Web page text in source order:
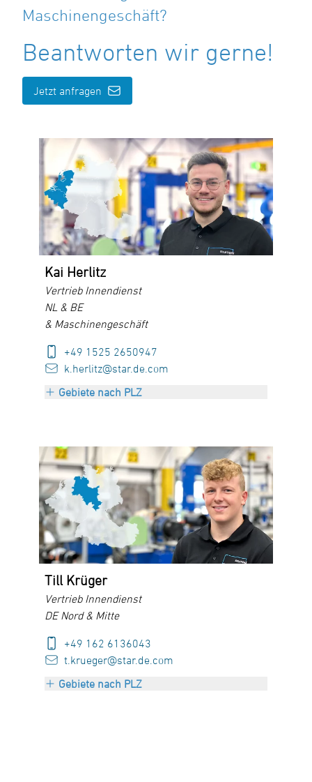
Maschinengeschäft?
Beantworten wir gerne!
Jetzt anfragen
Kai Herlitz
Vertrieb Innendienst
NL & BE
& Maschinengeschäft
+49 1525 2650947
k.herlitz@star.de.com
Gebiete nach PLZ
Till Krüger
Vertrieb Innendienst
DE Nord & Mitte
+49 162 6136043
t.krueger@star.de.com
Gebiete nach PLZ